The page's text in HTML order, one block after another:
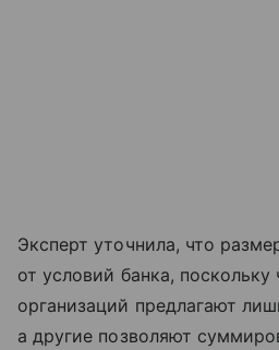
Эксперт уточнила, что
от условий банка,
организаций предлагают
а другие позволяют